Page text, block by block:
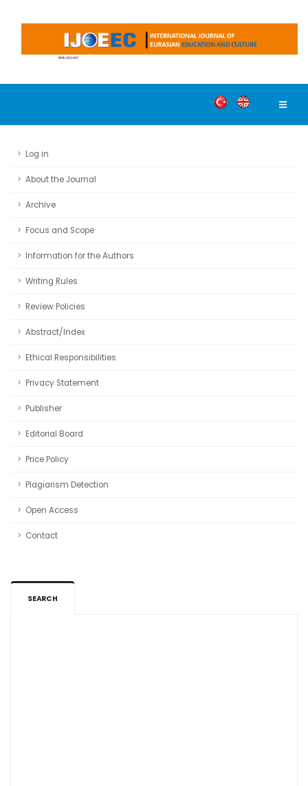
Log in
About the Journal
Archive
Focus and Scope
Information for the Authors
Writing Rules
Review Policies
Abstract/Index
Ethical Responsibilities
Privacy Statement
Publisher
Editorial Board
Price Policy
Plagiarism Detection
Open Access
Contact
SEARCH